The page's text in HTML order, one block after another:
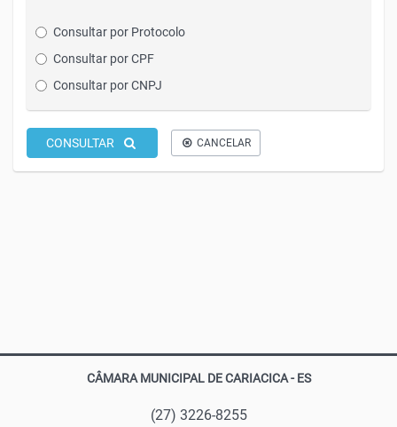
Consultar por Protocolo
Consultar por CPF
Consultar por CNPJ
CONSULTAR CANCELAR
CÂMARA MUNICIPAL DE CARIACICA - ES
(27) 3226-8255